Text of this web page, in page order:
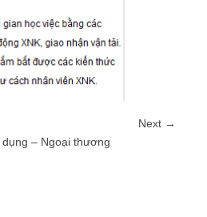
Next →
– Ngoại thương